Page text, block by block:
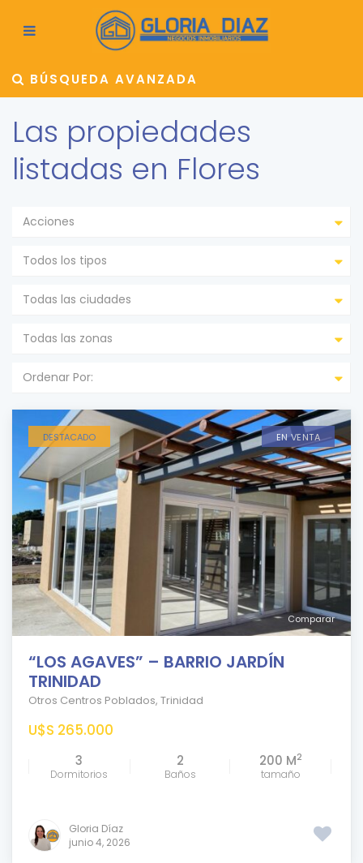
BÚSQUEDA AVANZADA
Las propiedades
listadas en Flores
Acciones
Todos los tipos
Todas las ciudades
Todas las zonas
Ordenar Por:
Comparar
DESTACADO EN VENTA
“LOS AGAVES” – BARRIO JARDÍN
TRINIDAD
Otros Centros Poblados, Trinidad
U$S 265.000
3
Dormitorios
2
Baños
200 M2
tamaño
Gloria Díaz
junio 4, 2026